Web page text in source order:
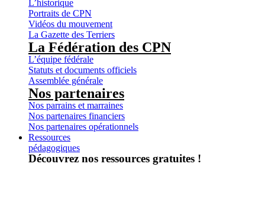
L’historique
Portraits de CPN
Vidéos du mouvement
La Gazette des Terriers
La Fédération des CPN
L’équipe fédérale
Statuts et documents officiels
Assemblée générale
Nos partenaires
Nos parrains et marraines
Nos partenaires financiers
Nos partenaires opérationnels
Ressources
pédagogiques
Découvrez nos ressources gratuites !